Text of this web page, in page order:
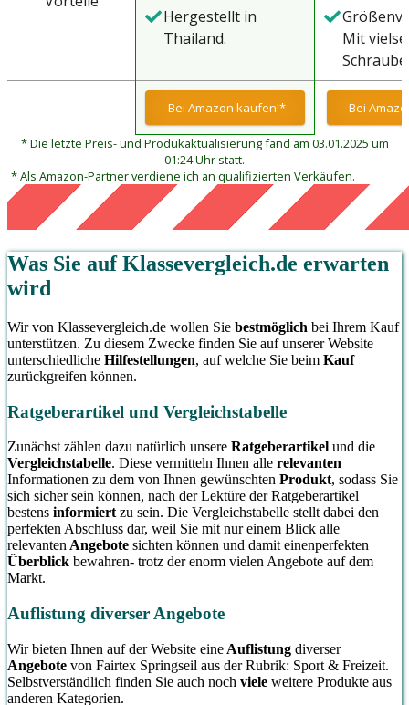
Hergestellt in
Thailand.
werden?
Ihr
hinaus
schwer.
Sie ein
Energie
und Ihre
ein
Mit
Sie
Kabel
Tempo
Jetzt
Größe,
Bei Amazon kaufen!* Bei
* Die letzte Preis- und Produkaktualisierung fand am 03.01.2025 um
01:24 Uhr statt.
* Als Amazon-Partner verdiene ich an qualifizierten Verkäufen.
Was Sie aufKlassevergleich.de erwarten
wird
Wir von Klassevergleich.de wollen Sie bestmöglich bei Ihrem Kauf
unterstützen. Zu diesem Zwecke finden Sie auf unserer Website
unterschiedliche Hilfestellungen, auf welche Sie beim Kauf
zurückgreifen können.
Ratgeberartikel und Vergleichstabelle
Zunächst zählen dazu natürlich unsere Ratgeberartikel und die
Vergleichstabelle. Diese vermitteln Ihnen alle relevanten
Informationen zu dem von Ihnen gewünschten Produkt, sodass Sie
sich sicher sein können, nach der Lektüre der Ratgeberartikel
bestens informiert zu sein. Die Vergleichstabelle stellt dabei den
perfekten Abschluss dar, weil Sie mit nur einem Blick alle
relevanten Angebote sichten können und damit einenperfekten
Überblick bewahren- trotz der enorm vielen Angebote auf dem
Markt.
Auflistung diverser Angebote
Wir bieten Ihnen auf der Website eine Auflistung diverser
Angebote von Fairtex Springseil aus der Rubrik: Sport & Freizeit.
Selbstverständlich finden Sie auch noch viele weitere Produkte aus
anderen Kategorien.